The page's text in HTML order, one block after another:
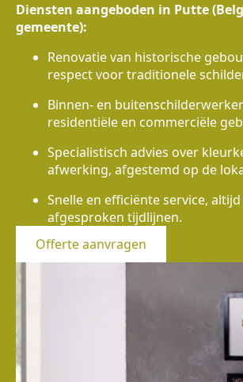
Diensten aangeboden in Putte
gemeente):
Renovatie van historische
respect voor traditionele
Binnen- en
residentiële en commerciële
Specialistisch advies over
afwerking, afgestemd op de
Snelle en efficiënte service,
afgesproken tijdlijnen.
Offerte aanvragen